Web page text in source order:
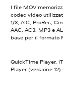
I file MOV
codec video
1/3, AIC, ProRes,
AAC, AC3, MP3 e
base per il formato
QuickTime Player,
Player (versione 12)